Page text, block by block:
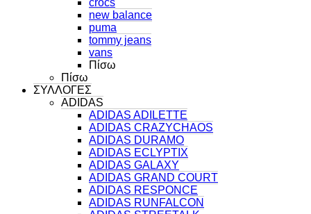
crocs
new balance
puma
tommy jeans
vans
Πίσω
Πίσω
ΣΥΛΛΟΓΕΣ
ADIDAS
ADIDAS ADILETTE
ADIDAS CRAZYCHAOS
ADIDAS DURAMO
ADIDAS ECLYPTIX
ADIDAS GALAXY
ADIDAS GRAND COURT
ADIDAS RESPONCE
ADIDAS RUNFALCON